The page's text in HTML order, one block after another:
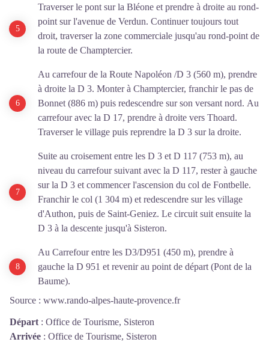
Traverser le pont sur la Bléone et prendre à droite au rond-
point sur l'avenue de Verdun. Continuer toujours tout
droit, traverser la zone commerciale jusqu'au rond-point de
la route de Champtercier.
Au carrefour de la Route Napoléon /D 3 (560 m), prendre
à droite la D 3. Monter à Champtercier, franchir le pas de
Bonnet (886 m) puis redescendre sur son versant nord. Au
carrefour avec la D 17, prendre à droite vers Thoard.
Traverser le village puis reprendre la D 3 sur la droite.
Suite au croisement entre les D 3 et D 117 (753 m), au
niveau du carrefour suivant avec la D 117, rester à gauche
sur la D 3 et commencer l'ascension du col de Fontbelle.
Franchir le col (1 304 m) et redescendre sur les village
d'Authon, puis de Saint-Geniez. Le circuit suit ensuite la
D 3 à la descente jusqu'à Sisteron.
Au Carrefour entre les D3/D951 (450 m), prendre à
gauche la D 951 et revenir au point de départ (Pont de la
Baume).
Source : www.rando-alpes-haute-provence.fr
Départ : Office de Tourisme, Sisteron
Arrivée : Office de Tourisme, Sisteron